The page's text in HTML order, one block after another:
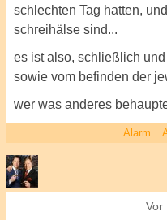
schlechten Tag hatten,
schreihälse sind...
es ist also, schließlich
sowie vom befinden der
wer was anderes
Alarm
Vor